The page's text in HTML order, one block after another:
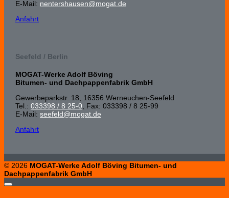
E-Mail: nentershausen@mogat.de
Anfahrt
Seefeld / Berlin
MOGAT-Werke Adolf Böving
Bitumen- und Dachpappenfabrik GmbH
Gewerbeparkstr. 18, 16356 Werneuchen-Seefeld
Tel.: 033398 / 8 25-0 , Fax: 033398 / 8 25-99
E-Mail: seefeld@mogat.de
Anfahrt
© 2026 MOGAT-Werke Adolf Böving Bitumen- und
Dachpappenfabrik GmbH